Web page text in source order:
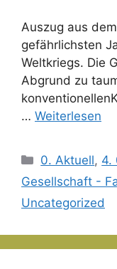
Auszug aus
gefährlichsten
Weltkriegs. Die
Abgrund zu
… Weiterlesen
Kategorien
0. Aktuell, 4.
Gesellschaft -
Uncategorized